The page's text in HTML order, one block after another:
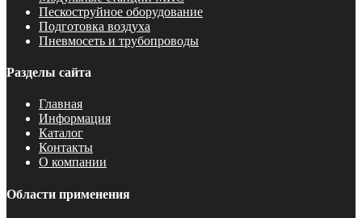
Пескоструйное оборудование
Подготовка воздуха
Пневмосеть и трубопроводы
Разделы сайта
Главная
Информация
Каталог
Контакты
О компании
Области применения